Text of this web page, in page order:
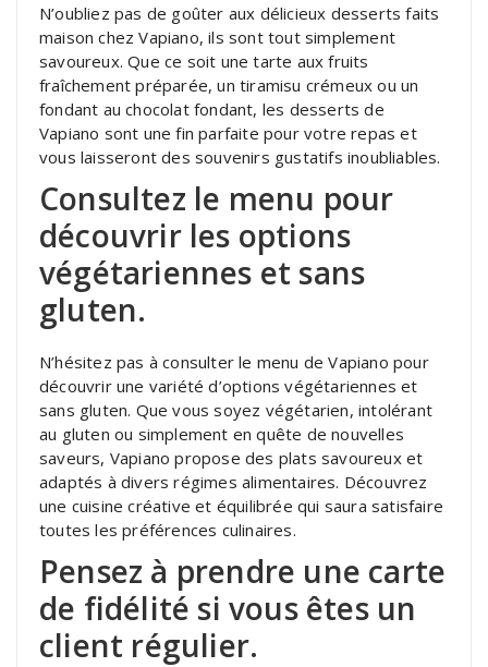
N’oubliez pas de goûter aux délicieux desserts faits
maison chez Vapiano, ils sont tout simplement
savoureux. Que ce soit une tarte aux fruits
fraîchement préparée, un tiramisu crémeux ou un
fondant au chocolat fondant, les desserts de
Vapiano sont une fin parfaite pour votre repas et
vous laisseront des souvenirs gustatifs inoubliables.
Consultez le menu pour
découvrir les options
végétariennes et sans
gluten.
N’hésitez pas à consulter le menu de Vapiano pour
découvrir une variété d’options végétariennes et
sans gluten. Que vous soyez végétarien, intolérant
au gluten ou simplement en quête de nouvelles
saveurs, Vapiano propose des plats savoureux et
adaptés à divers régimes alimentaires. Découvrez
une cuisine créative et équilibrée qui saura satisfaire
toutes les préférences culinaires.
Pensez à prendre une carte
de fidélité si vous êtes un
client régulier.